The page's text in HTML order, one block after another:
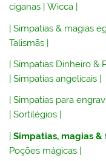
ciganas |Wicca |
|Simpatias & magias
Talismãs |
|Simpatias Dinheiro &
|Simpatias angelicais |
|Simpatias para
|Sortilégios |
|Simpatias, magias
Poções mágicas |